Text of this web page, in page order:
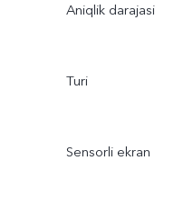
Aniqlik darajasi
Turi
Sensorli ekran